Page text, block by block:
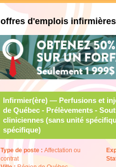
offres d'emplois
Infirmier(ère) — Perfusions et
de Québec - Prélèvements -
cliniciennes (sans unité
spécifique)
Type de poste : Affectation ou
contrat